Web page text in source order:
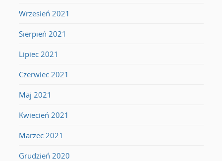
Wrzesień 2021
Sierpień 2021
Lipiec 2021
Czerwiec 2021
Maj 2021
Kwiecień 2021
Marzec 2021
Grudzień 2020